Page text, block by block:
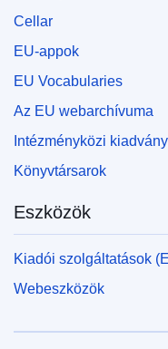
Cellar
EU-appok
EU Vocabularies
Az EU webarchívuma
Intézményközi
Könyvtársarok
Eszközök
Kiadói szolgáltatások
Webeszközök